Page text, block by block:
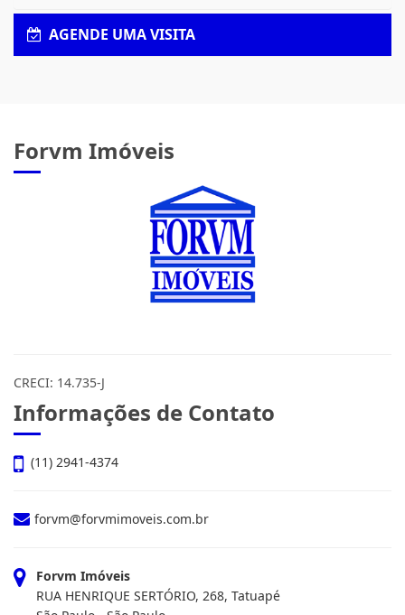
Enviar Interesse
Forvm Imóveis
CRECI: 14.735-J
Informações de Contato
forvm@forvmimoveis.com.br